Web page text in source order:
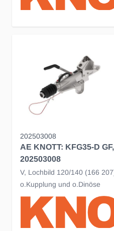
202503008
AE KNOTT: KFG35-D
202503008
V, Lochbild 120/140 (166
o.Kupplung und o.Dinöse